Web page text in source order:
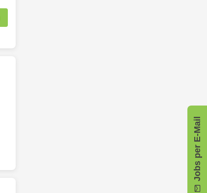
Jobs per E-Mail